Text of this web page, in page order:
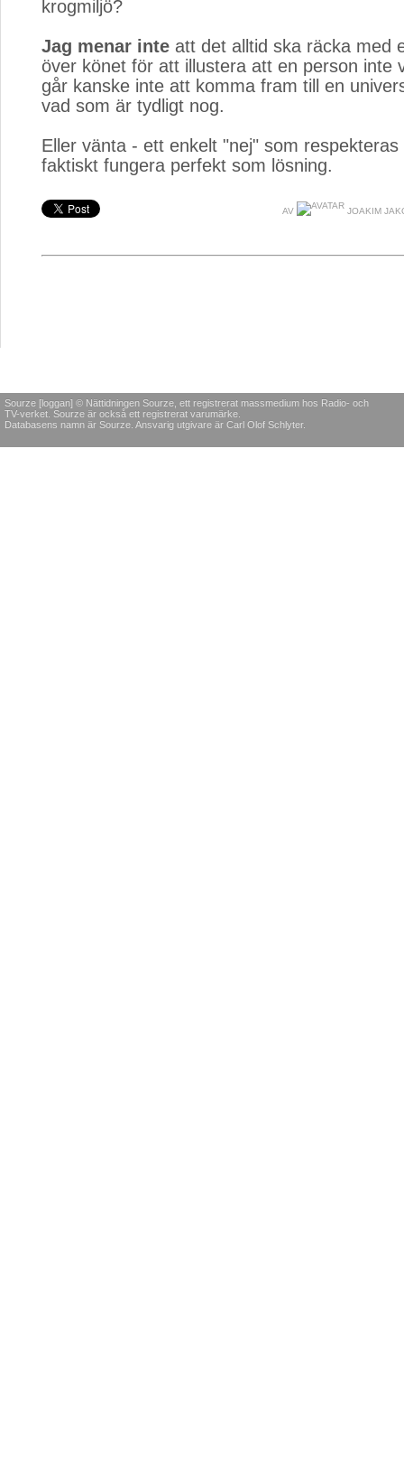
krogmiljö?
Jag menar inte att det alltid ska räcka med
över könet för att illustera att en person inte
går kanske inte att komma fram till en
vad som är tydligt nog.
Eller vänta - ett enkelt "nej" som respekteras
faktiskt fungera perfekt som lösning.
AV JOAKIM
Sourze [loggan] © Nättidningen Sourze, ett registrerat massmedium hos Radio- och
TV-verket. Sourze är också ett registrerat varumärke.
Databasens namn är Sourze. Ansvarig utgivare är Carl Olof Schlyter.